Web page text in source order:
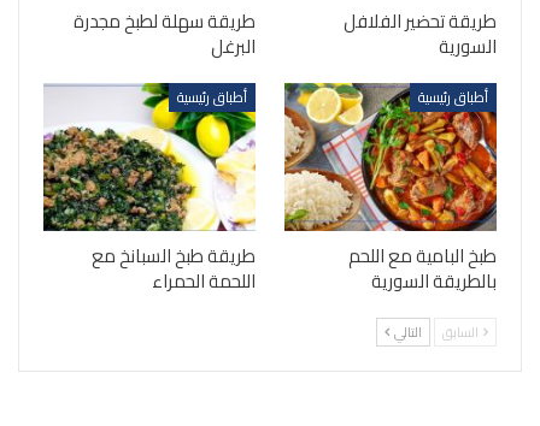
طريقة تحضير الفلافل
السورية
طريقة سهلة لطبخ مجدرة
البرغل
أطباق رئيسية
طبخ البامية مع اللحم
بالطريقة السورية
أطباق رئيسية
طريقة طبخ السبانخ مع
اللحمة الحمراء
السابق التالي